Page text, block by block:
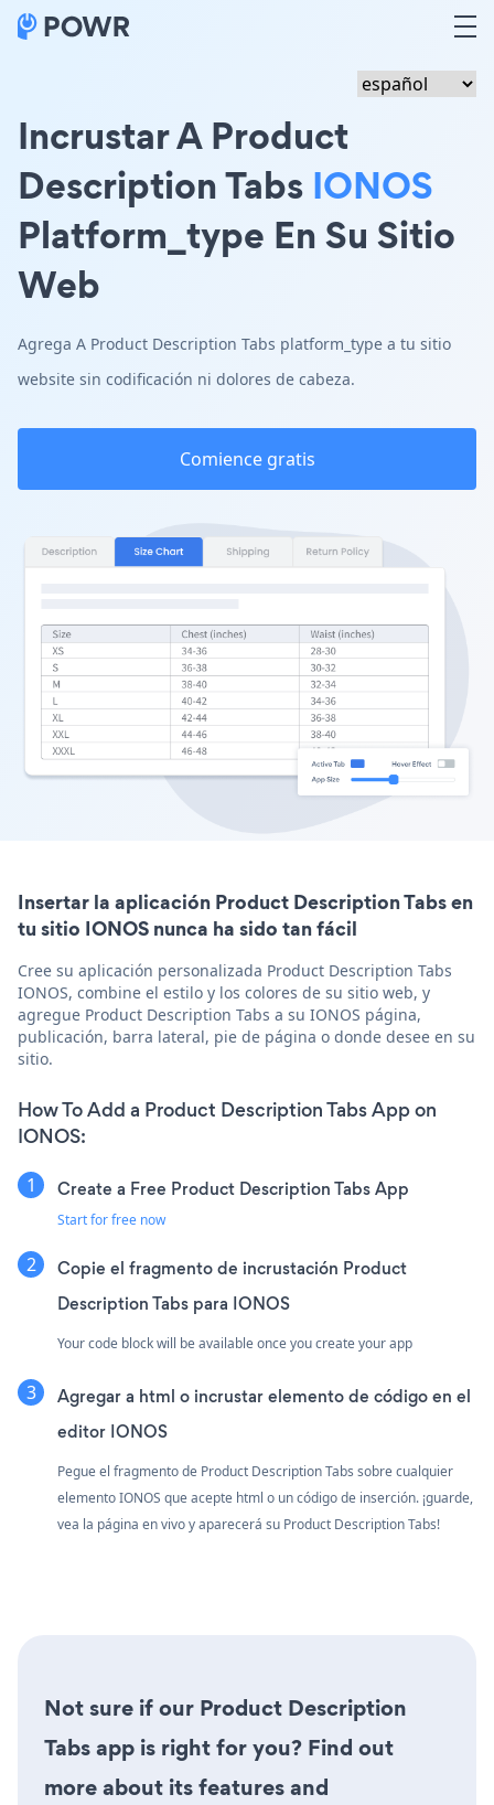
Incrustar A Product
Description Tabs IONOS
Platform_type En Su Sitio
Web
Agrega A Product Description Tabs platform_type a tu sitio
website sin codificación ni dolores de cabeza.
Comience gratis
Insertar la aplicación Product Description Tabs en
tu sitio IONOS nunca ha sido tan fácil
Cree su aplicación personalizada Product Description Tabs
IONOS, combine el estilo y los colores de su sitio web, y
agregue Product Description Tabs a su IONOS página,
publicación, barra lateral, pie de página o donde desee en su
sitio.
How To Add a Product Description Tabs App on
IONOS:
Create a Free Product Description Tabs App
Start for free now
Copie el fragmento de incrustación Product
Description Tabs para IONOS
Your code block will be available once you create your app
Agregar a html o incrustar elemento de código en el
editor IONOS
Pegue el fragmento de Product Description Tabs sobre cualquier
elemento IONOS que acepte html o un código de inserción. ¡guarde,
vea la página en vivo y aparecerá su Product Description Tabs!
Not sure if our Product Description
Tabs app is right for you? Find out
more about its features and